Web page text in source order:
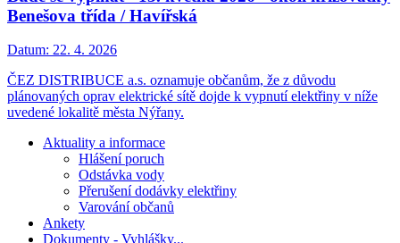
Benešova třída / Havířská
Datum: 22. 4. 2026
ČEZ DISTRIBUCE a.s. oznamuje občanům, že z důvodu
plánovaných oprav elektrické sítě dojde k vypnutí elektřiny v níže
uvedené lokalitě města Nýřany.
Aktuality a informace
Hlášení poruch
Odstávka vody
Přerušení dodávky elektřiny
Varování občanů
Ankety
Dokumenty - Vyhlášky...